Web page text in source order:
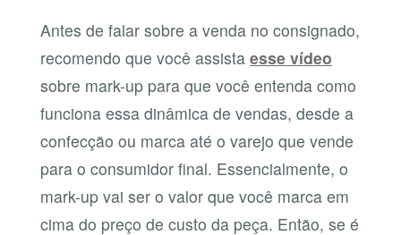
Antes de falar sobre a venda no consignado,
recomendo que você assista esse vídeo
sobre mark-up para que você entenda como
funciona essa dinâmica de vendas, desde a
confecção ou marca até o varejo que vende
para o consumidor final. Essencialmente, o
mark-up vai ser o valor que você marca em
cima do preço de custo da peça. Então, se é